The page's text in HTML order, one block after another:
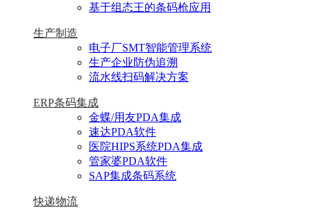
基于组态王的条码枪应用
生产制造
电子厂SMT智能管理系统
生产企业防伪追溯
流水线扫码解决方案
ERP条码集成
金蝶/用友PDA集成
速达PDA软件
医院HIPS系统PDA集成
管家婆PDA软件
SAP集成条码系统
快递物流